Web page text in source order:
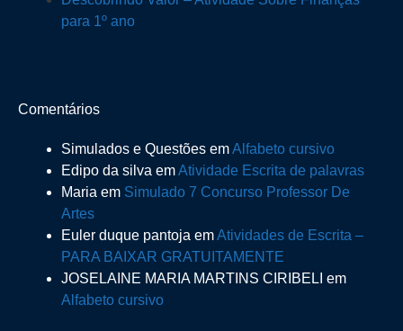
para 1º ano
Comentários
Simulados e Questões emAlfabeto cursivo
Edipo da silva emAtividade Escrita de palavras
Maria em Simulado 7 Concurso Professor De
Artes
Euler duque pantoja emAtividades de Escrita –
PARA BAIXAR GRATUITAMENTE
JOSELAINE MARIA MARTINS CIRIBELI em
Alfabeto cursivo